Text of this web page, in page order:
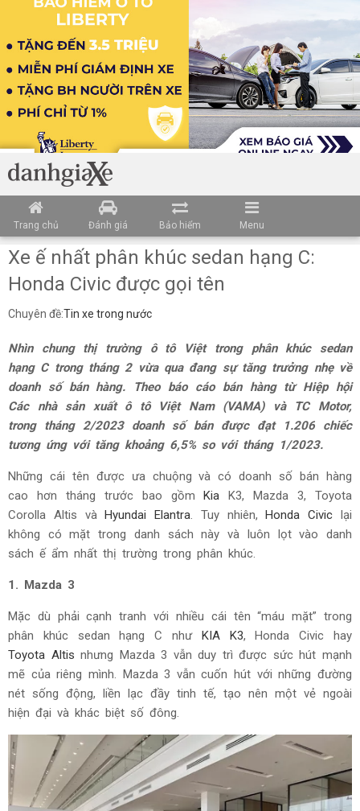
Trang chủ Đánh giá Bảo hiểm Menu
Xe ế nhất phân khúc sedan hạng C:
Honda Civic được gọi tên
Chuyên đề:Tin xe trong nước
Nhìn chung thị trường ô tô Việt trong phân khúc sedan
hạng C trong tháng 2 vừa qua đang sự tăng trưởng nhẹ về
doanh số bán hàng. Theo báo cáo bán hàng từ Hiệp hội
Các nhà sản xuất ô tô Việt Nam (VAMA) và TC Motor,
trong tháng 2/2023 doanh số bán được đạt 1.206 chiếc
tương ứng với tăng khoảng 6,5% so với tháng 1/2023.
Những cái tên được ưa chuộng và có doanh số bán hàng
cao hơn tháng trước bao gồmKia K3, Mazda 3, Toyota
Corolla Altis vàHyundai Elantra. Tuy nhiên,Honda Civic lại
không có mặt trong danh sách này và luôn lọt vào danh
sách ế ẩm nhất thị trường trong phân khúc.
1. Mazda 3
Mặc dù phải cạnh tranh với nhiều cái tên “máu mặt” trong
phân khúc sedan hạng C như KIA K3, Honda Civic hay
Toyota Altis nhưng Mazda 3 vẫn duy trì được sức hút mạnh
mẽ của riêng mình. Mazda 3 vẫn cuốn hút với những đường
nét sống động, liền lạc đầy tinh tế, tạo nên một vẻ ngoài
hiện đại và khác biệt số đông.